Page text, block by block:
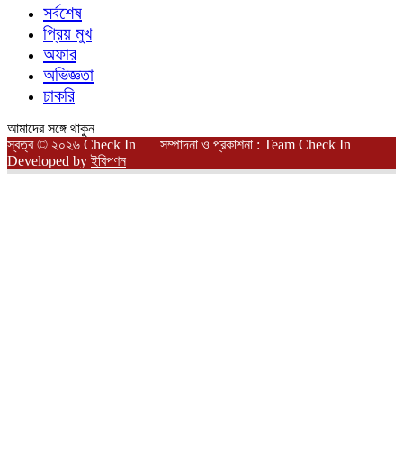
সর্বশেষ
প্রিয় মুখ
অফার
অভিজ্ঞতা
চাকরি
আমাদের সঙ্গে থাকুন
স্বত্ব © ২০২৬ Check In | সম্পাদনা ও প্রকাশনা : Team Check In |
Developed byইবিপণন